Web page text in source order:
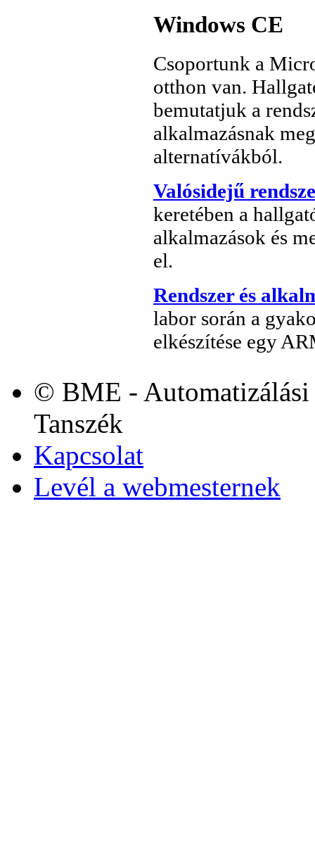
Windows CE
Csoportunk a
otthon van.
bemutatjuk a
alkalmazásnak
alternatívákból.
Valósidejű
keretében a
alkalmazások és
el.
Rendszer és
labor során a
elkészítése egy
© BME -
Tanszék
Kapcsolat
Levél a webmesternek